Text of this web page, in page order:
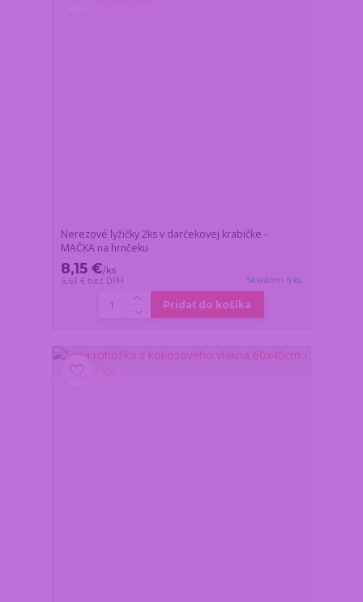
Nerezové lyžičky 2ks v darčekovej krabičke -
MAČKA na hrnčeku
8,15 €/ks
6,63 € bez DPH Skladom 6 ks
Pridať do košíka